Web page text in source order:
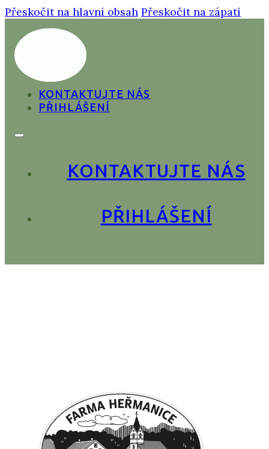
Přeskočit na hlavní obsah Přeskočit na zápatí
KONTAKTUJTE NÁS
PŘIHLÁŠENÍ
KONTAKTUJTE NÁS
PŘIHLÁŠENÍ